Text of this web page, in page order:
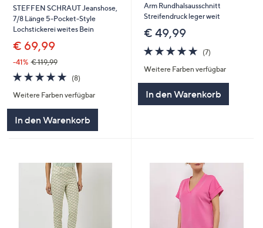
STEFFEN SCHRAUT Jeanshose,
7/8 Länge 5-Pocket-Style
Lochstickerei weites Bein
€ 69,99
-41% € 119,99
5.0
von
5
(8)
Weitere Farben verfügbar
In den Warenkorb
Arm Rundhalsausschnitt
Streifendruck leger weit
€ 49,99
5.0
von
5
(7)
Weitere Farben verfügbar
In den Warenkorb